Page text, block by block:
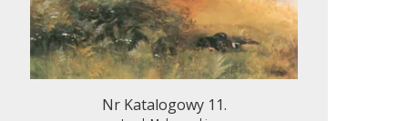
Nr Katalogowy 11.